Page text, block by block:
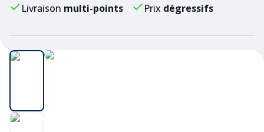
Livraison multi-points Prix dégressifs